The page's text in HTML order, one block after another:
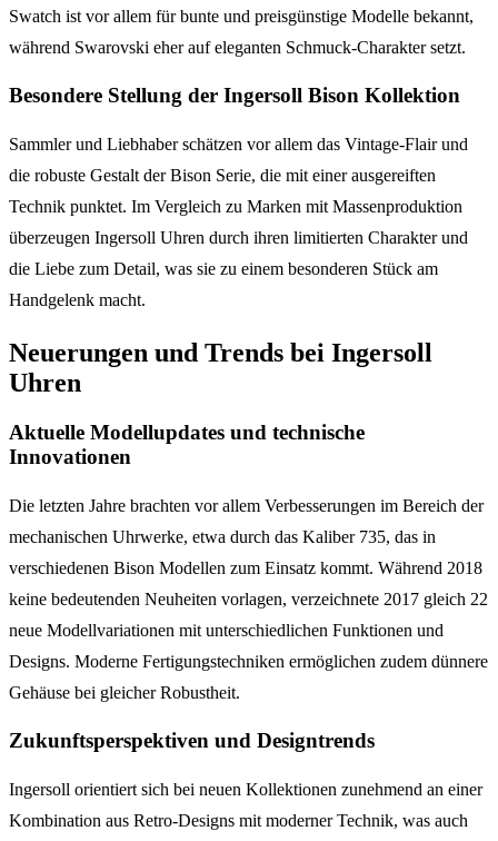
Swatch ist vor allem für bunte und preisgünstige Modelle bekannt,
während Swarovski eher auf eleganten Schmuck-Charakter setzt.
Besondere Stellung der Ingersoll Bison Kollektion
Sammler und Liebhaber schätzen vor allem das Vintage-Flair und
die robuste Gestalt der Bison Serie, die mit einer ausgereiften
Technik punktet. Im Vergleich zu Marken mit Massenproduktion
überzeugen Ingersoll Uhren durch ihren limitierten Charakter und
die Liebe zum Detail, was sie zu einem besonderen Stück am
Handgelenk macht.
Neuerungen und Trends bei Ingersoll
Uhren
Aktuelle Modellupdates und technische
Innovationen
Die letzten Jahre brachten vor allem Verbesserungen im Bereich der
mechanischen Uhrwerke, etwa durch das Kaliber 735, das in
verschiedenen Bison Modellen zum Einsatz kommt. Während 2018
keine bedeutenden Neuheiten vorlagen, verzeichnete 2017 gleich 22
neue Modellvariationen mit unterschiedlichen Funktionen und
Designs. Moderne Fertigungstechniken ermöglichen zudem dünnere
Gehäuse bei gleicher Robustheit.
Zukunftsperspektiven und Designtrends
Ingersoll orientiert sich bei neuen Kollektionen zunehmend an einer
Kombination aus Retro-Designs mit moderner Technik, was auch